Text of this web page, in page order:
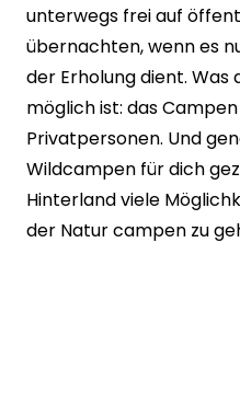
unterwegs frei auf
übernachten, wenn es
der Erholung dient. Was
möglich ist: das
Privatpersonen. Und
Wildcampen für dich
Hinterland viele
der Natur campen zu